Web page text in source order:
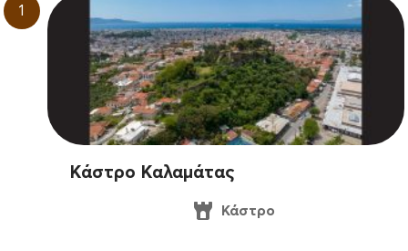
1
Κάστρο Καλαμάτας
Κάστρο